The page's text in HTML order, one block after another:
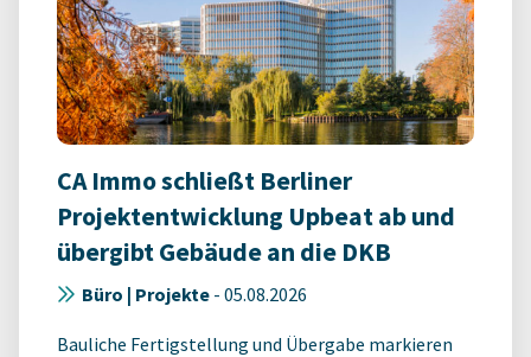
CA Immo schließt Berliner
Projektentwicklung Upbeat ab und
übergibt Gebäude an die DKB
Büro | Projekte - 05.08.2026
Bauliche Fertigstellung und Übergabe markieren